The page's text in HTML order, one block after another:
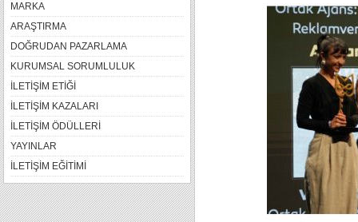
MARKA
ARAŞTIRMA
DOĞRUDAN PAZARLAMA
KURUMSAL SORUMLULUK
İLETİŞİM ETİĞİ
İLETİŞİM KAZALARI
İLETİŞİM ÖDÜLLERİ
YAYINLAR
İLETİŞİM EĞİTİMİ